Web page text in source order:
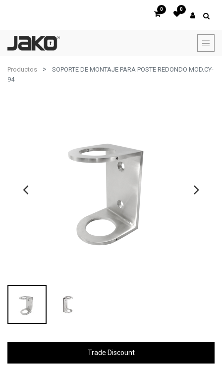
0 0
Productos
SOPORTE DE MONTAJE PARA POSTE REDONDO MOD.CY-
94
Trade Discount